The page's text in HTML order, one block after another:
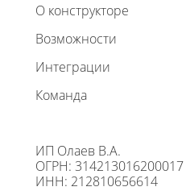
О конструкторе
Возможности
Интеграции
Команда
ИП Олаев В.А.
ОГРН: 314213016200017
ИНН: 212810656614